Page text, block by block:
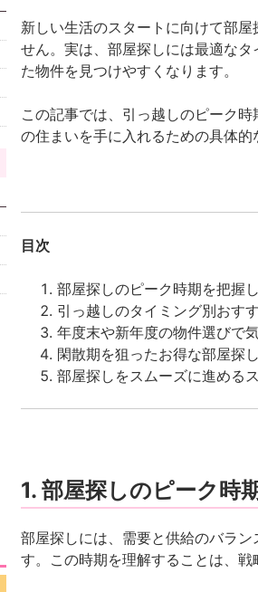
新しい生活のスタートに向けて部
せん。実は、部屋探しには最適な
た物件を見つけやすくなります。
この記事では、引っ越しのピーク
の住まいを手に入れるための具体的
目次
部屋探しのピーク時期を把握
引っ越しのタイミング別おす
年度末や新年度の物件選びで
閑散期を狙ったお得な部屋探
部屋探しをスムーズに進める
1. 部屋探しのピーク時
部屋探しには、需要と供給のバラ
す。この時期を理解することは、戦